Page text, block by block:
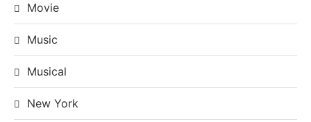
Movie
Music
Musical
New York